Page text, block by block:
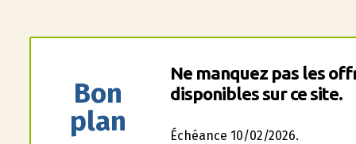
Bon
plan
Ne manquez pas les
disponibles sur ce site.
Échéance 10/02/2026.